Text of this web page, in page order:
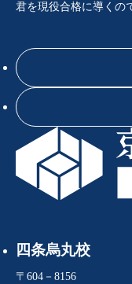
君を現役合格に導くの
四条烏丸校
〒604－8156